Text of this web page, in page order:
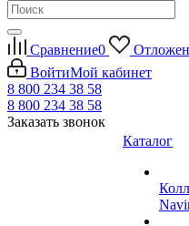
Сравнение0
ВойтиМой кабинет
8 800 234 38 58
8 800 234 38 58
Заказать звонок
Каталог